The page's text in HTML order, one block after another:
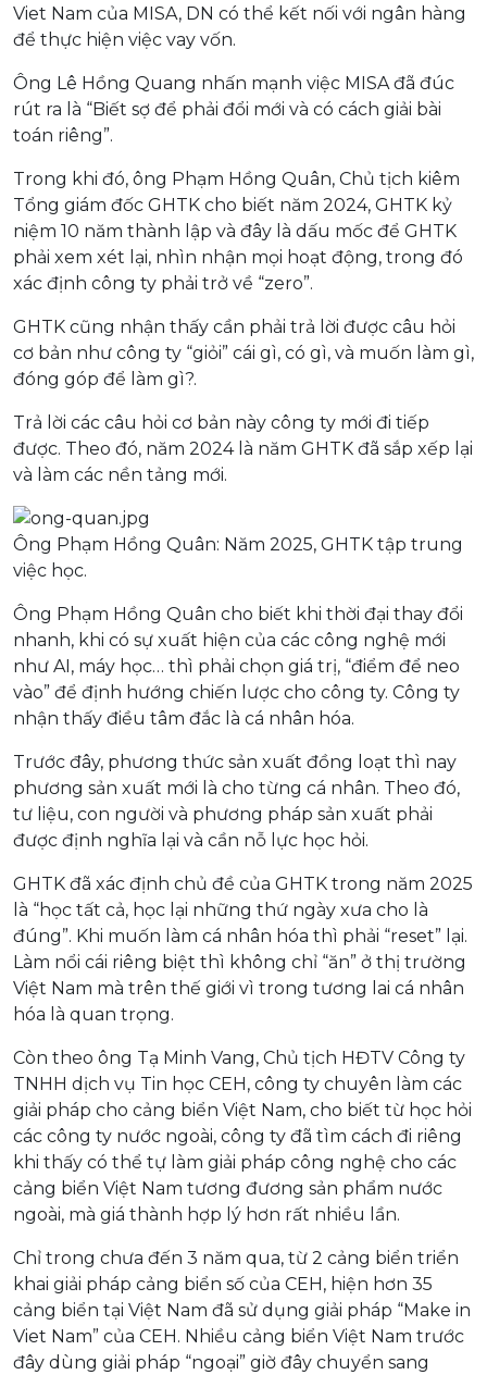
Viet Nam của MISA, DN có thể kết nối với ngân hàng
để thực hiện việc vay vốn.
Ông Lê Hồng Quang nhấn mạnh việc MISA đã đúc
rút ra là “Biết sợ để phải đổi mới và có cách giải bài
toán riêng”.
Trong khi đó, ông Phạm Hồng Quân, Chủ tịch kiêm
Tổng giám đốc GHTK cho biết năm 2024, GHTK kỷ
niệm 10 năm thành lập và đây là dấu mốc để GHTK
phải xem xét lại, nhìn nhận mọi hoạt động, trong đó
xác định công ty phải trở về “zero”.
GHTK cũng nhận thấy cần phải trả lời được câu hỏi
cơ bản như công ty “giỏi” cái gì, có gì, và muốn làm gì,
đóng góp để làm gì?.
Trả lời các câu hỏi cơ bản này công ty mới đi tiếp
được. Theo đó, năm 2024 là năm GHTK đã sắp xếp lại
và làm các nền tảng mới.
Ông Phạm Hồng Quân: Năm 2025, GHTK tập trung
việc học.
Ông Phạm Hồng Quân cho biết khi thời đại thay đổi
nhanh, khi có sự xuất hiện của các công nghệ mới
như AI, máy học… thì phải chọn giá trị, “điểm để neo
vào” để định hướng chiến lược cho công ty. Công ty
nhận thấy điều tâm đắc là cá nhân hóa.
Trước đây, phương thức sản xuất đồng loạt thì nay
phương sản xuất mới là cho từng cá nhân. Theo đó,
tư liệu, con người và phương pháp sản xuất phải
được định nghĩa lại và cần nỗ lực học hỏi.
GHTK đã xác định chủ đề của GHTK trong năm 2025
là “học tất cả, học lại những thứ ngày xưa cho là
đúng”. Khi muốn làm cá nhân hóa thì phải “reset” lại.
Làm nổi cái riêng biệt thì không chỉ “ăn” ở thị trường
Việt Nam mà trên thế giới vì trong tương lai cá nhân
hóa là quan trọng.
Còn theo ông Tạ Minh Vang, Chủ tịch HĐTV Công ty
TNHH dịch vụ Tin học CEH, công ty chuyên làm các
giải pháp cho cảng biển Việt Nam, cho biết từ học hỏi
các công ty nước ngoài, công ty đã tìm cách đi riêng
khi thấy có thể tự làm giải pháp công nghệ cho các
cảng biển Việt Nam tương đương sản phẩm nước
ngoài, mà giá thành hợp lý hơn rất nhiều lần.
Chỉ trong chưa đến 3 năm qua, từ 2 cảng biển triển
khai giải pháp cảng biển số của CEH, hiện hơn 35
cảng biển tại Việt Nam đã sử dụng giải pháp “Make in
Viet Nam” của CEH. Nhiều cảng biển Việt Nam trước
đây dùng giải pháp “ngoại” giờ đây chuyển sang